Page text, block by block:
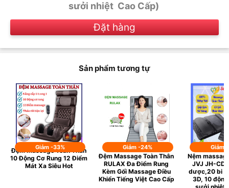
sưởi nhiệt Cao Cấp)
Đặt hàng
Sản phẩm tương tự
Giảm -33%
Đệm Massage Toàn Thân
10 Động Cơ Rung 12 Điểm
Mát Xa Siêu Hot
Giảm -24%
Đệm Massage Toàn Thân
RULAX Đa Điểm Rung
Kèm Gối Massage Điều
Khiển Tiếng Việt Cao Cấp
Giảm
Nệm
JVJ JH-
dược,20 bi
3D, 10